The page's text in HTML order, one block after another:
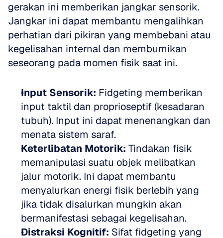
gerakan ini memberikan jangkar sensorik.
Jangkar ini dapat membantu mengalihkan
perhatian dari pikiran yang membebani atau
kegelisahan internal dan membumikan
seseorang pada momen fisik saat ini.
Input Sensorik: Fidgeting memberikan
input taktil dan proprioseptif (kesadaran
tubuh). Input ini dapat menenangkan dan
menata sistem saraf.
Keterlibatan Motorik: Tindakan fisik
memanipulasi suatu objek melibatkan
jalur motorik. Ini dapat membantu
menyalurkan energi fisik berlebih yang
jika tidak disalurkan mungkin akan
bermanifestasi sebagai kegelisahan.
Distraksi Kognitif: Sifat fidgeting yang